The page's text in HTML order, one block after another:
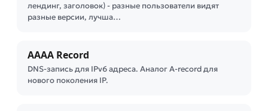
лендинг, заголовок) - разные пользователи видят
разные версии, лучша…
AAAA Record
DNS-запись для IPv6 адреса. Аналог A-record для
нового поколения IP.